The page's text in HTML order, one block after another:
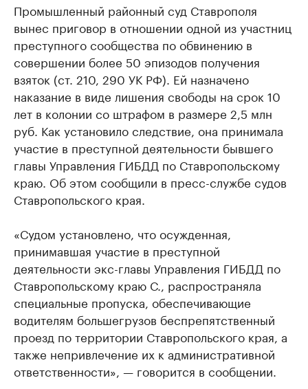
Промышленный районный суд Ставрополя
вынес приговор в отношении одной из участниц
преступного сообщества по обвинению в
совершении более 50 эпизодов получения
взяток (ст. 210, 290 УК РФ). Ей назначено
наказание в виде лишения свободы на срок 10
лет в колонии со штрафом в размере 2,5 млн
руб. Как установило следствие, она принимала
участие в преступной деятельности бывшего
главы Управления ГИБДД по Ставропольскому
краю. Об этом сообщили в пресс-службе судов
Ставропольского края.
«Судом установлено, что осужденная,
принимавшая участие в преступной
деятельности экс-главы Управления ГИБДД по
Ставропольскому краю С., распространяла
специальные пропуска, обеспечивающие
водителям большегрузов беспрепятственный
проезд по территории Ставропольского края, а
также непривлечение их к административной
ответственности», — говорится в сообщении.